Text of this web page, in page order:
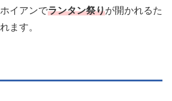
イアンでランタン祭りが開かれるた
ます。